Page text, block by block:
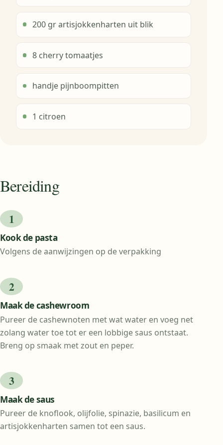
200 gr artisjokkenharten uit blik
8 cherry tomaatjes
handje pijnboompitten
1 citroen
Bereiding
Kook de pasta
Volgens de aanwijzingen op de verpakking
Maak de cashewroom
Pureer de cashewnoten met wat water en voeg net
zolang water toe tot er een lobbige saus ontstaat.
Breng op smaak met zout en peper.
Maak de saus
Pureer de knoflook, olijfolie, spinazie, basilicum en
artisjokkenharten samen tot een saus.